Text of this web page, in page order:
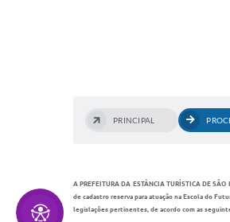
PRINCIPAL
A PREFEITURA DA ESTÂNCIA TURÍSTICA DE
de cadastro reserva para atuação na Escola do
legislações pertinentes, de acordo com as